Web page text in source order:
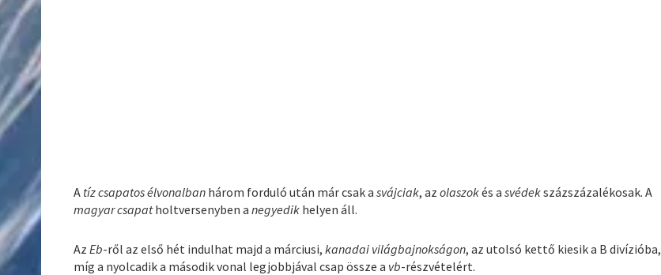
A tíz csapatos élvonalban három forduló után már csak asvájciak, azolaszokés asvédekszázszázalékosak. A
magyar csapatholtversenyben anegyedik helyen áll.
AzEb-ről az első hét indulhat majd a márciusi,kanadai világbajnokságon, az utolsó kettő kiesik a B divízióba,
míg a nyolcadik a második vonal legjobbjával csap össze a vb-részvételért.